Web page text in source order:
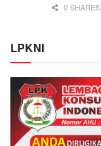
0 SHARES
LPKNI